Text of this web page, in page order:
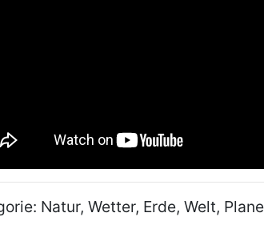
Natur, Wetter, Erde, Welt,